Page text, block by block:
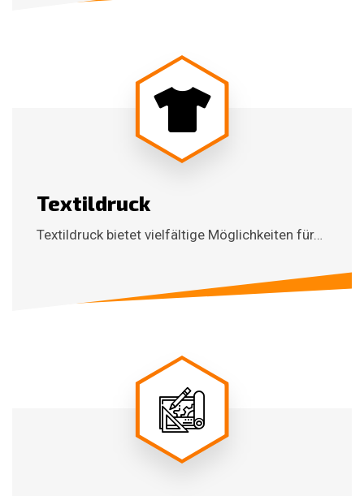
Textildruck
Textildruck bietet vielfältige Möglichkeiten für…